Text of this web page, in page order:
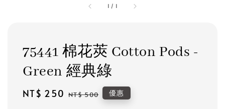
1 / 1
75441 棉花莢 Cotton Pods -
Green 經典綠
Sale
NT$ 250 Regular
NT$ 500 優惠